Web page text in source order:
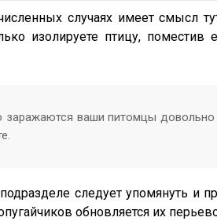
случаях имеет смысл
изолируете птицу, поместив
заражаются ваши питомцы
следует упомянуть и
обновляется их